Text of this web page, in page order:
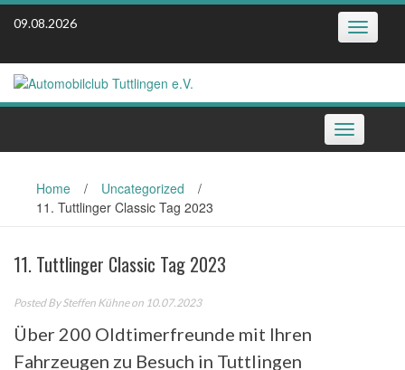
Skip
09.08.2026 Toggle
Toggle
navigation
Home / Uncategorized
/
11. Tuttlinger Classic Tag 2023
11. Tuttlinger Classic Tag 2023
Posted BySteffen Kühneon 10.07.2023
Über 200 Oldtimerfreunde mit Ihren
Fahrzeugen zu Besuch in Tuttlingen